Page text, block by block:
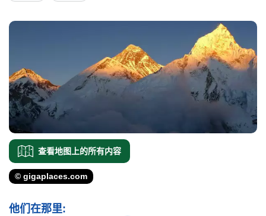
查看地图上的所有内容
© gigaplaces.com
他们在那里: